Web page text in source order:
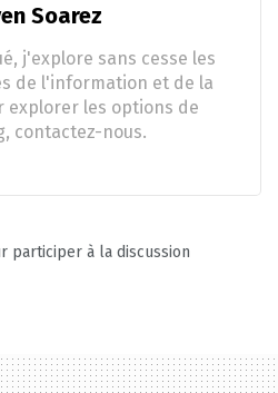
Soarez
j'explore sans cesse les
de l'information et de la
explorer les options de
contactez-nous.
participer à la discussion